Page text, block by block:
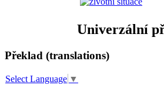
Univerzální
Překlad (translations)
Select Language ▼